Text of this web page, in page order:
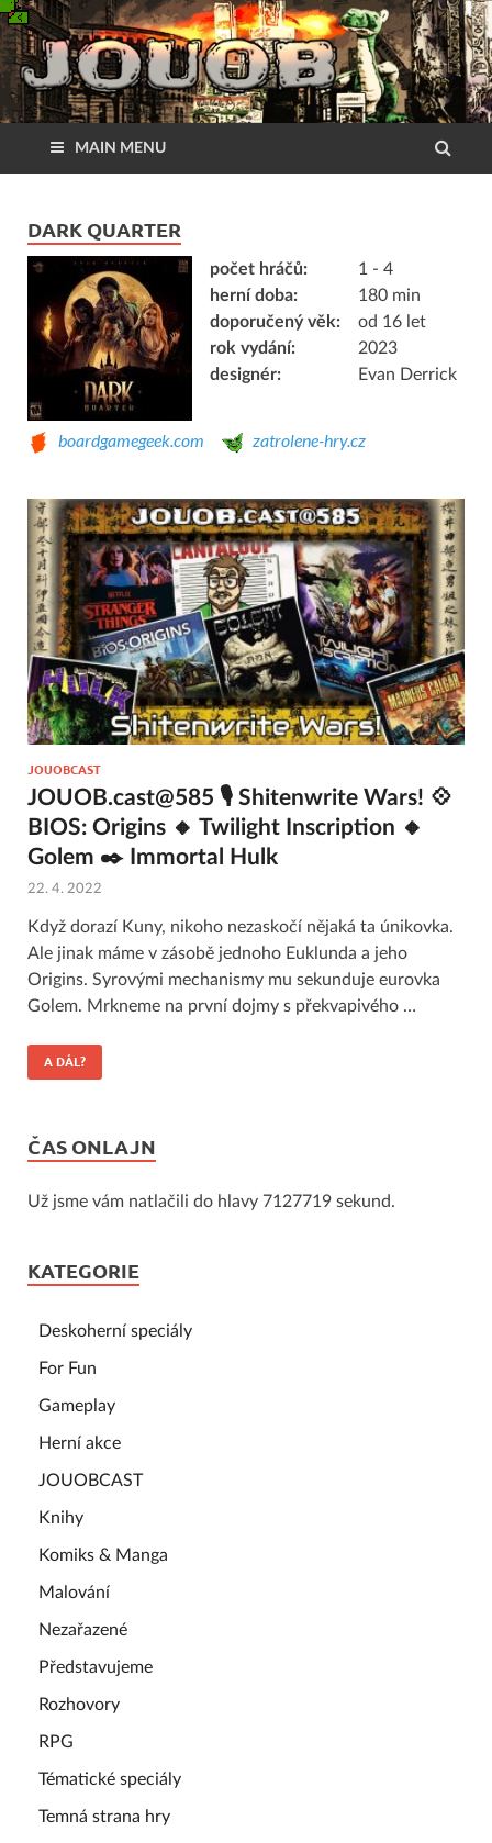
MAIN MENU
DARK QUARTER
počet hráčů:
1 - 4
herní doba:
180 min
doporučený věk:
od 16 let
rok vydání:
2023
designér:
Evan Derrick
boardgamegeek.com zatrolene-hry.cz
JOUOBCAST
JOUOB.cast@585 🎙 Shitenwrite Wars! 💠
BIOS: Origins 🔸 Twilight Inscription 🔸
Golem ✒️ Immortal Hulk
22. 4. 2022
Když dorazí Kuny, nikoho nezaskočí nějaká ta únikovka.
Ale jinak máme v zásobě jednoho Euklunda a jeho
Origins. Syrovými mechanismy mu sekunduje eurovka
Golem. Mrkneme na první dojmy s překvapivého …
A DÁL?
ČAS ONLAJN
Už jsme vám natlačili do hlavy 7127719 sekund.
KATEGORIE
Deskoherní speciály
For Fun
Gameplay
Herní akce
JOUOBCAST
Knihy
Komiks & Manga
Malování
Nezařazené
Představujeme
Rozhovory
RPG
Tématické speciály
Temná strana hry